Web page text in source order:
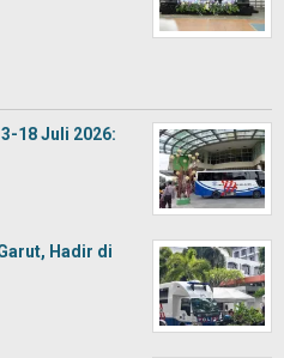
18 Juli 2026:
Hadir di